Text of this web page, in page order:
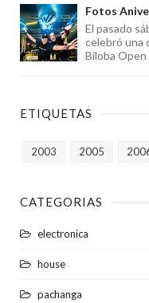
Fotos
El pasado
celebró una
Biloba Open
ETIQUETAS
2003 2005
CATEGORIAS
electronica
house
pachanga